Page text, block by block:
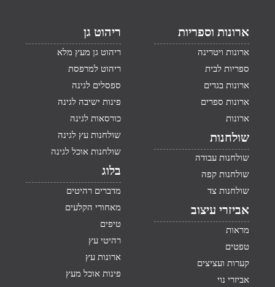
ארונות וספריות
ארונות ויטרינה
ספריות לבית
ארונות בגדים
ארונות ספרים
ארונות
שולחנות
שולחנות עבודה
שולחנות קפה
שולחנות צד
אביזרי עיצוב
מראות
טפטים
קערות ועציצים
אביזרי נוי
ריהוט גן
ריהוט גן מעץ מלא
ריהוט למרפסת
ספסלים לגינה
פינות ישיבה לגינה
כורסאות לגינה
שולחנות עץ לגינה
שולחנות אוכל לגינה
בלוג
מדברים רהיטים
מאחורי הקלעים
טיפים
רהיטי עץ
ארונות עץ
פינות אוכל מעץ